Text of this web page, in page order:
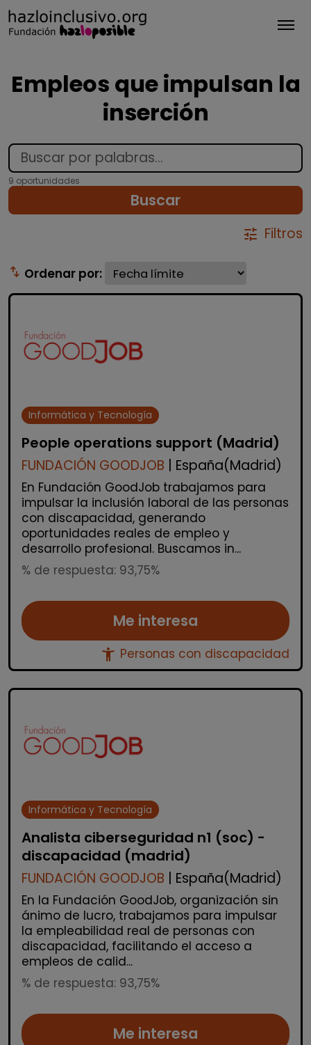
Empleos que impulsan la
inserción
9 oportunidades
Buscar
tune Filtros
swap_vert Ordenar por:
Informática y Tecnología
People operations support (Madrid)
FUNDACIÓN GOODJOB | España(Madrid)
En Fundación GoodJob trabajamos para
impulsar la inclusión laboral de las personas
con discapacidad, generando
oportunidades reales de empleo y
desarrollo profesional. Buscamos in...
% de respuesta: 93,75%
Me interesa
accessibility_new Personas con discapacidad
Informática y Tecnología
Analista ciberseguridad n1 (soc) -
discapacidad (madrid)
FUNDACIÓN GOODJOB | España(Madrid)
En la Fundación GoodJob, organización sin
ánimo de lucro, trabajamos para impulsar
la empleabilidad real de personas con
discapacidad, facilitando el acceso a
empleos de calid...
% de respuesta: 93,75%
Me interesa